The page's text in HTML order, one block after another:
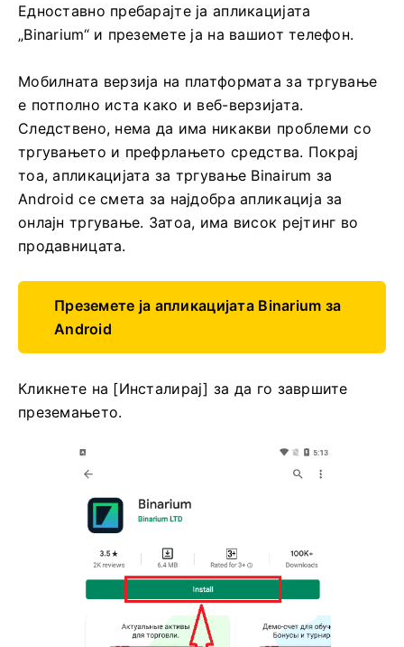
Едноставно пребарајте ја апликацијата
„Binarium“ и преземете ја на вашиот телефон.
Мобилната верзија на платформата за тргување
е потполно иста како и веб-верзијата.
Следствено, нема да има никакви проблеми со
тргувањето и префрлањето средства. Покрај
тоа, апликацијата за тргување Binairum за
Android се смета за најдобра апликација за
онлајн тргување. Затоа, има висок рејтинг во
продавницата.
Преземете ја апликацијата Binarium за
Android
Кликнете на [Инсталирај] за да го завршите
преземањето.